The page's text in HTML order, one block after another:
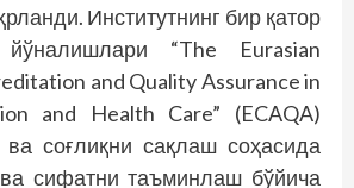
Институтнинг бир қатор
йўналишлари “The Eurasian
and Quality Assurance in
and Health Care” (ECAQA)
соғлиқни сақлаш соҳасида
сифатни таъминлаш бўйича